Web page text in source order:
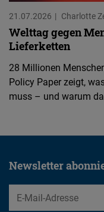
21.07.2026 Charlotte
Welttag gegen
Lieferketten
28 Millionen
Policy Paper zeigt,
muss – und warum
Newsletter
EMail